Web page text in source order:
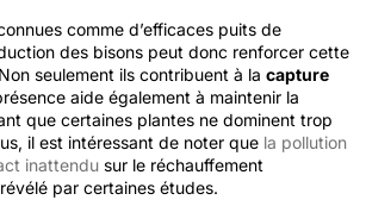
comme d’efficaces puits de
des bisons peut donc renforcer cette
seulement ils contribuent à la capture
aide également à maintenir la
que certaines plantes ne dominent trop
il est intéressant de noter que la pollution
inattendu sur le réchauffement
par certaines études.